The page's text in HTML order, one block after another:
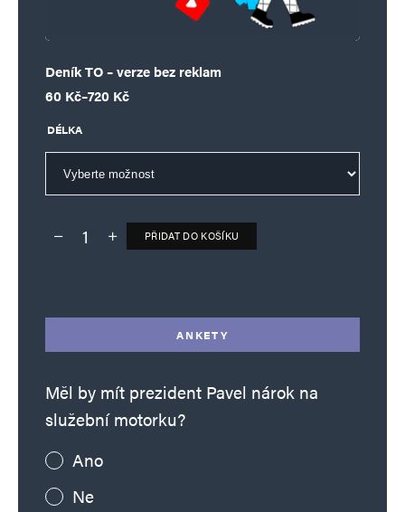
Deník TO – verze bez reklam
60 Kč–720 Kč
Rozpětí cen: 60 Kč až 720 Kč
DÉLKA
Deník TO – verze bez reklam množství
PŘIDAT DO KOŠÍKU
ANKETY
Měl by mít prezident Pavel nárok na
služební motorku?
Ano
Ne